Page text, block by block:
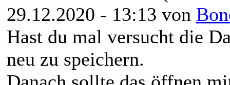
29.12.2020 - 13:13 von
Hast du mal versucht die
neu zu speichern.